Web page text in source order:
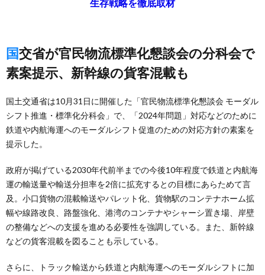
生存戦略を徹底取材
国交省が官民物流標準化懇談会の分科会で
素案提示、新幹線の貨客混載も
国土交通省は10月31日に開催した「官民物流標準化懇談会 モーダル
シフト推進・標準化分科会」で、「2024年問題」対応などのために
鉄道や内航海運へのモーダルシフト促進のための対応方針の素案を
提示した。
政府が掲げている2030年代前半までの今後10年程度で鉄道と内航海
運の輸送量や輸送分担率を2倍に拡充するとの目標にあらためて言
及。小口貨物の混載輸送やパレット化、貨物駅のコンテナホーム拡
幅や線路改良、路盤強化、港湾のコンテナやシャーシ置き場、岸壁
の整備などへの支援を進める必要性を強調している。また、新幹線
などの貨客混載を図ることも示している。
さらに、トラック輸送から鉄道と内航海運へのモーダルシフトに加